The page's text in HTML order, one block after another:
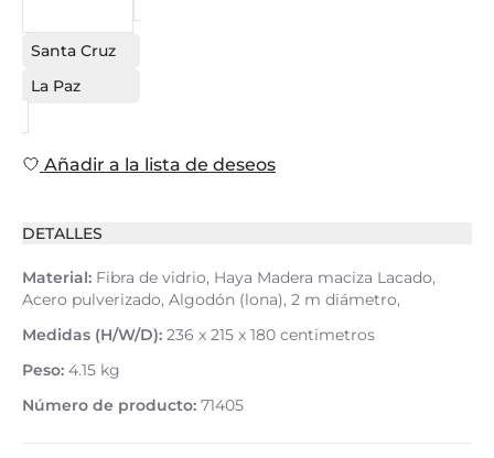
Santa Cruz
La Paz
Añadir a la lista de deseos
DETALLES
Material: Fibra de vidrio, Haya Madera maciza Lacado,
Acero pulverizado, Algodón (lona), 2 m diámetro,
Medidas (H/W/D): 236 x 215 x 180 centimetros
Peso: 4.15 kg
Número de producto: 71405